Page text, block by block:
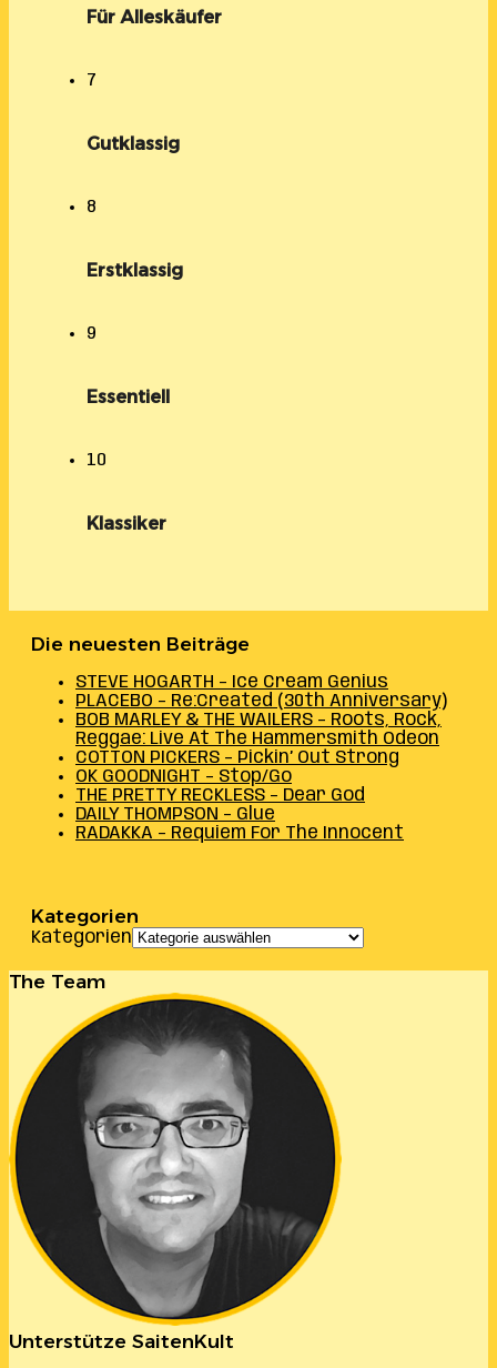
Für Alleskäufer
7
Gutklassig
8
Erstklassig
9
Essentiell
10
Klassiker
Die neuesten Beiträge
STEVE HOGARTH – Ice Cream Genius
PLACEBO – Re:Created (30th Anniversary)
BOB MARLEY & THE WAILERS – Roots, Rock,
Reggae: Live At The Hammersmith Odeon
COTTON PICKERS – Pickin’ Out Strong
OK GOODNIGHT – Stop/Go
THE PRETTY RECKLESS – Dear God
DAILY THOMPSON – Glue
RADAKKA – Requiem For The Innocent
Kategorien
Kategorien
The Team
Unterstütze SaitenKult